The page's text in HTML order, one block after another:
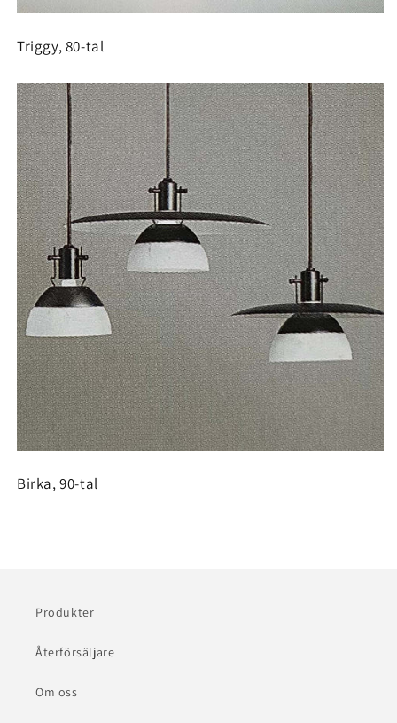
Triggy, 80-tal
Birka, 90-tal
Produkter
Återförsäljare
Om oss